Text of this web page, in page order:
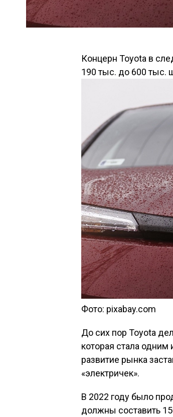
Концерн Toyota в
190 тыс. до 600 тыс.
Фото: pixabay.com
До сих пор Toyota
которая стала
развитие рынка
«электричек».
В 2022 году было
должны составить